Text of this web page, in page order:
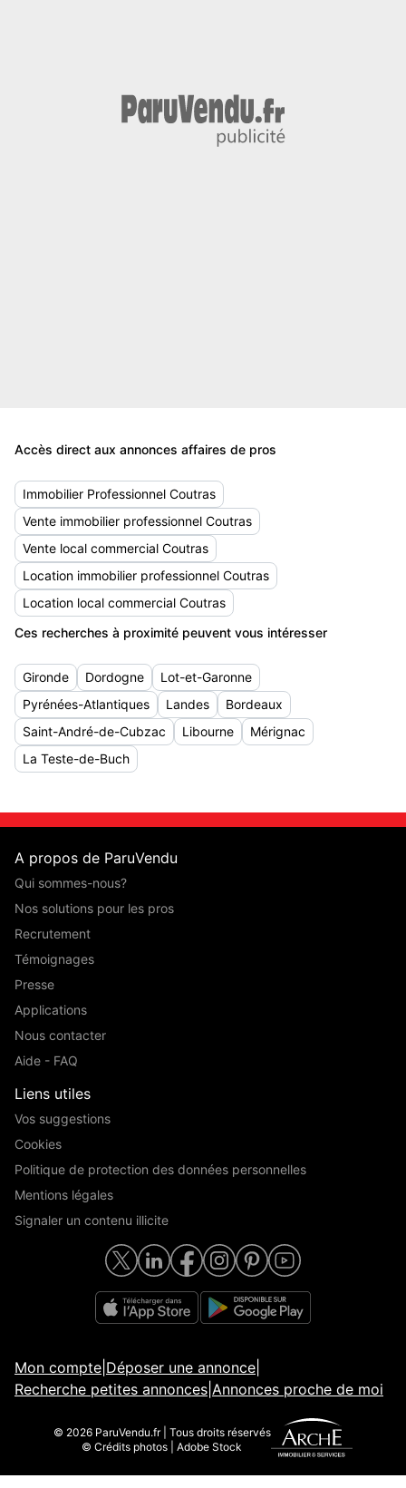
Accès direct aux annonces affaires de pros
Immobilier Professionnel Coutras
Vente immobilier professionnel Coutras
Vente local commercial Coutras
Location immobilier professionnel Coutras
Location local commercial Coutras
Ces recherches à proximité peuvent vous intéresser
Gironde Dordogne
Lot-et-Garonne
Pyrénées-Atlantiques
Landes
Bordeaux
Saint-André-de-Cubzac
Libourne
Mérignac
La Teste-de-Buch
A propos de ParuVendu
Qui sommes-nous?
Nos solutions pour les pros
Recrutement
Témoignages
Presse
Applications
Nous contacter
Aide - FAQ
Liens utiles
Vos suggestions
Cookies
Politique de protection des données personnelles
Mentions légales
Signaler un contenu illicite
Mon compte Déposer une annonce
Recherche petites annonces Annonces proche de moi
© 2026 ParuVendu.fr | Tous droits réservés
© Crédits photos | Adobe Stock